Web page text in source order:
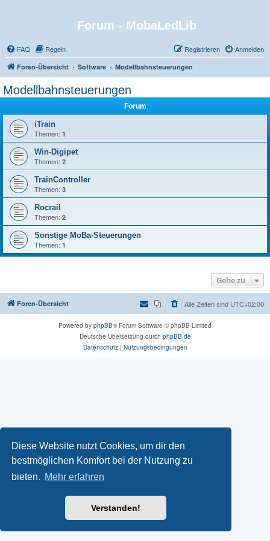
Diese Website nutzt Cookies, um dir den
bestmöglichen Komfort bei der Nutzung zu
bieten. Mehr erfahren
Verstanden!
Forum - MobaLedLib
FAQ Regeln Anmelden
Registrieren
Foren-Übersicht Software Modellbahnsteuerungen
Modellbahnsteuerungen
Forum
iTrain
Themen: 1
Win-Digipet
Themen: 2
TrainController
Themen: 3
Rocrail
Themen: 2
Sonstige MoBa-Steuerungen
Themen: 1
Gehe zu
Foren-Übersicht Alle Zeiten sind UTC+02:00
Powered by phpBB® Forum Software © phpBB Limited
Deutsche Übersetzung durch phpBB.de
Datenschutz| Nutzungsbedingungen